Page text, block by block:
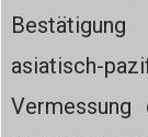
asiatisch-